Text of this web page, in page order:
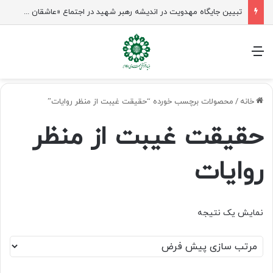
تبیین جایگاه مهدویت در اندیشه رهبر شهید در اجتماع «عاشقان ولایت» ساری
منو
خانه / محصولات برچسب خورده “حقیقت غیبت از منظر روایات”
حقیقت غیبت از منظر
روایات
نمایش یک نتیجه